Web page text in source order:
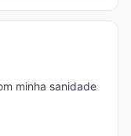
minha sanidade